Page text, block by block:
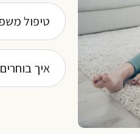
טיפול
איך